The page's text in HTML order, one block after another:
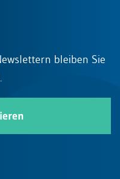
bleiben Sie